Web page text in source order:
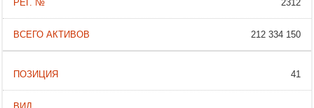
2312
212 334 150
41